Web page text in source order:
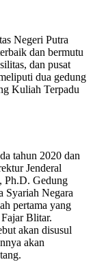
Negeri Putra
dan bermutu
dan pusat
dua gedung
Kuliah Terpadu
tahun 2020 dan
Jenderal
Ph.D. Gedung
Syariah Negara
pertama yang
Blitar.
akan disusul
akan